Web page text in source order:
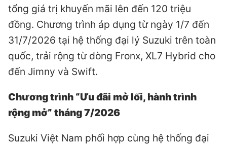
tổng giá trị khuyến mãi lên đến 120 triệu
đồng. Chương trình áp dụng từ ngày 1/7 đến
31/7/2026 tại hệ thống đại lý Suzuki trên toàn
quốc, trải rộng từ dòng Fronx, XL7 Hybrid cho
đến Jimny và Swift.
Chương trình “Ưu đãi mở lối, hành trình
rộng mở” tháng 7/2026
Suzuki Việt Nam phối hợp cùng hệ thống đại